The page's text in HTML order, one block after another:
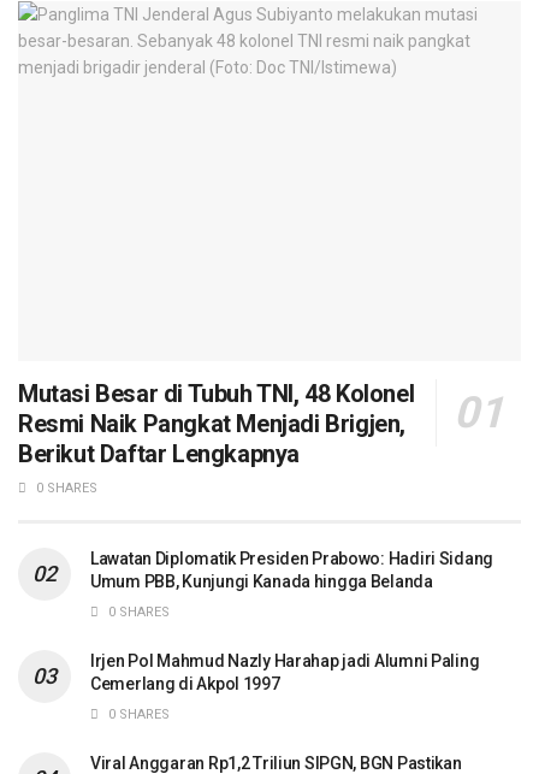
Mutasi Besar di Tubuh TNI, 48 Kolonel
Resmi Naik Pangkat Menjadi Brigjen,
Berikut Daftar Lengkapnya
0 SHARES
Lawatan Diplomatik Presiden Prabowo: Hadiri Sidang
Umum PBB, Kunjungi Kanada hingga Belanda
0 SHARES
Irjen Pol Mahmud Nazly Harahap jadi Alumni Paling
Cemerlang di Akpol 1997
0 SHARES
Viral Anggaran Rp1,2 Triliun SIPGN, BGN Pastikan